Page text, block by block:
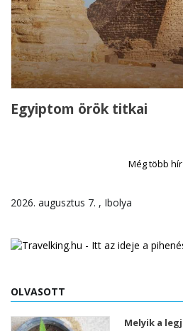
Egyiptom örök titkai
Még több hír
2026. augusztus 7. , Ibolya
OLVASOTT
Melyik a